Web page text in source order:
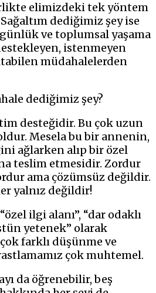
elimizdeki tek yöntem
dediğimiz şey ise
ve toplumsal yaşama
istenmeyen
müdahalelerden
dediğimiz şey?
desteğidir. Bu çok uzun
Mesela bu bir annenin,
ağlarken alıp bir özel
teslim etmesidir. Zordur
ama çözümsüz değildir.
yalnız değildir!
ilgi alanı”, “dar odaklı
yetenek” olarak
farklı düşünme ve
çok muhtemel.
da öğrenebilir, beş